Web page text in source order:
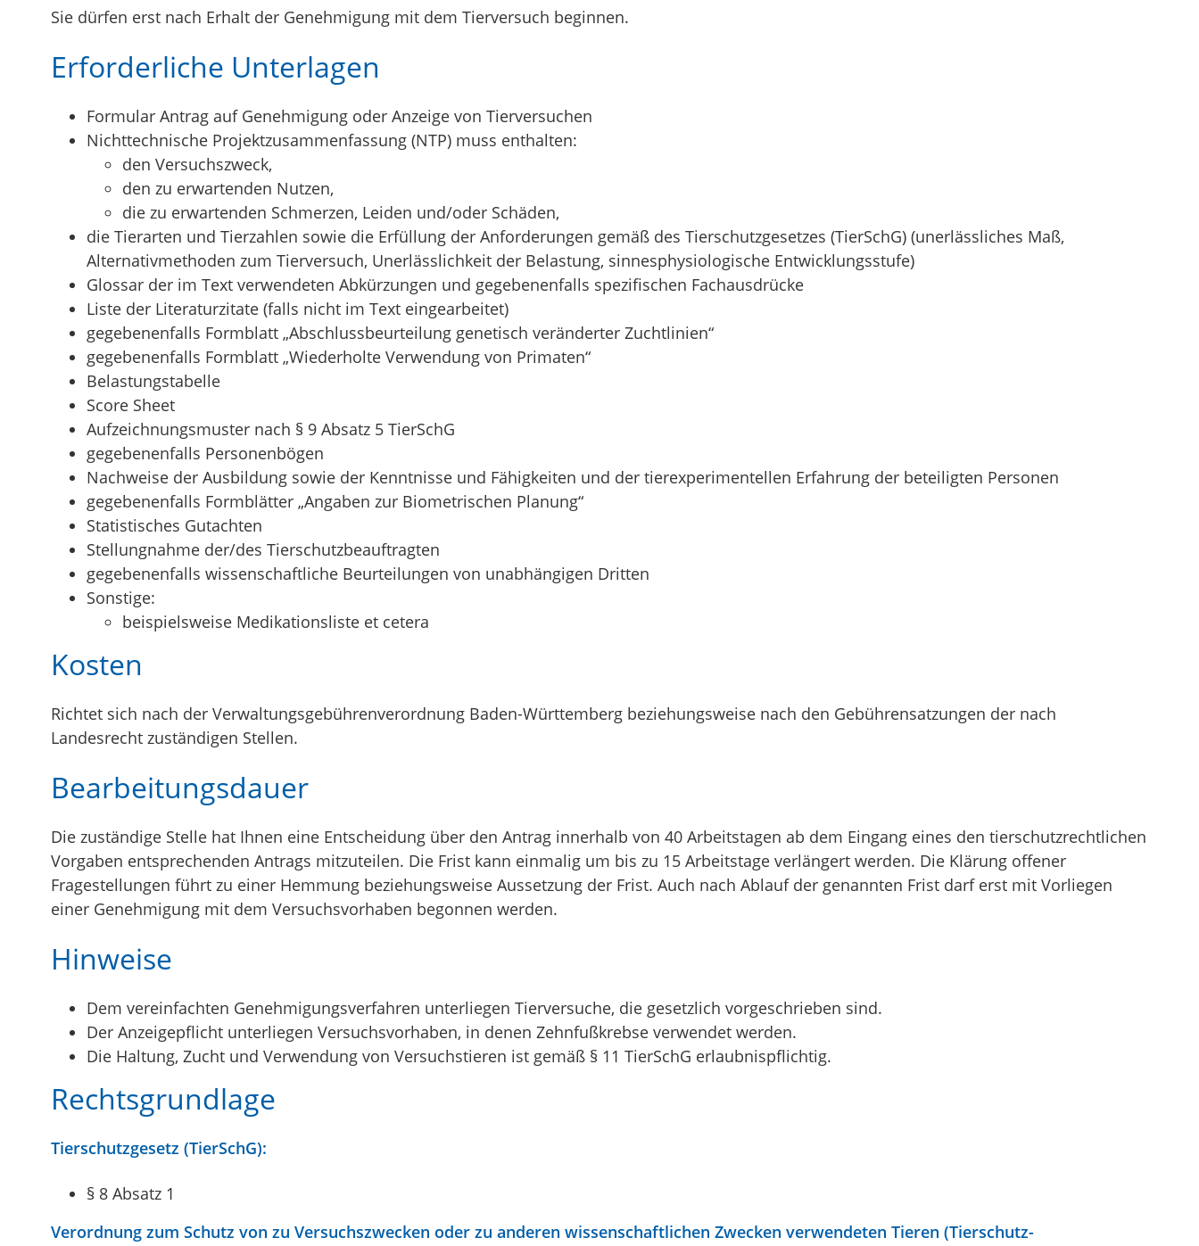
Sie dürfen erst nach Erhalt der Genehmigung mit dem Tierversuch beginnen.
Erforderliche Unterlagen
Formular Antrag auf Genehmigung oder Anzeige von Tierversuchen
Nichttechnische Projektzusammenfassung (NTP) muss enthalten:
den Versuchszweck,
den zu erwartenden Nutzen,
die zu erwartenden Schmerzen, Leiden und/oder Schäden,
die Tierarten und Tierzahlen sowie die Erfüllung der Anforderungen gemäß des Tierschutzgesetzes (TierSchG) (unerlässliches Maß,
Alternativmethoden zum Tierversuch, Unerlässlichkeit der Belastung, sinnesphysiologische Entwicklungsstufe)
Glossar der im Text verwendeten Abkürzungen und gegebenenfalls spezifischen Fachausdrücke
Liste der Literaturzitate (falls nicht im Text eingearbeitet)
gegebenenfalls Formblatt „Abschlussbeurteilung genetisch veränderter Zuchtlinien“
gegebenenfalls Formblatt „Wiederholte Verwendung von Primaten“
Belastungstabelle
Score Sheet
Aufzeichnungsmuster nach § 9 Absatz 5 TierSchG
gegebenenfalls Personenbögen
Nachweise der Ausbildung sowie der Kenntnisse und Fähigkeiten und der tierexperimentellen Erfahrung der beteiligten Personen
gegebenenfalls Formblätter „Angaben zur Biometrischen Planung“
Statistisches Gutachten
Stellungnahme der/des Tierschutzbeauftragten
gegebenenfalls wissenschaftliche Beurteilungen von unabhängigen Dritten
Sonstige:
beispielsweise Medikationsliste et cetera
Kosten
Richtet sich nach der Verwaltungsgebührenverordnung Baden-Württemberg beziehungsweise nach den Gebührensatzungen der nach
Landesrecht zuständigen Stellen.
Bearbeitungsdauer
Die zuständige Stelle hat Ihnen eine Entscheidung über den Antrag innerhalb von 40 Arbeitstagen ab dem Eingang eines den tierschutzrechtlichen
Vorgaben entsprechenden Antrags mitzuteilen. Die Frist kann einmalig um bis zu 15 Arbeitstage verlängert werden. Die Klärung offener
Fragestellungen führt zu einer Hemmung beziehungsweise Aussetzung der Frist. Auch nach Ablauf der genannten Frist darf erst mit Vorliegen
einer Genehmigung mit dem Versuchsvorhaben begonnen werden.
Hinweise
Dem vereinfachten Genehmigungsverfahren unterliegen Tierversuche, die gesetzlich vorgeschrieben sind.
Der Anzeigepflicht unterliegen Versuchsvorhaben, in denen Zehnfußkrebse verwendet werden.
Die Haltung, Zucht und Verwendung von Versuchstieren ist gemäß § 11 TierSchG erlaubnispflichtig.
Rechtsgrundlage
Tierschutzgesetz (TierSchG):
§ 8 Absatz 1
Verordnung zum Schutz von zu Versuchszwecken oder zu anderen wissenschaftlichen Zwecken verwendeten Tieren (Tierschutz-